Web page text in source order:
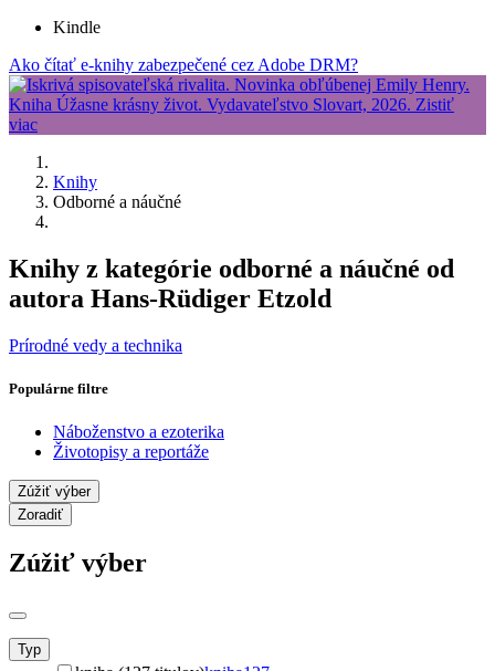
Kindle
Ako čítať e-knihy zabezpečené cez Adobe DRM?
Knihy
Odborné a náučné
Knihy z kategórie odborné a náučné od
autora Hans-Rüdiger Etzold
Prírodné vedy a technika
Populárne filtre
Náboženstvo a ezoterika
Životopisy a reportáže
Zúžiť výber
Zoradiť
Zúžiť výber
Typ